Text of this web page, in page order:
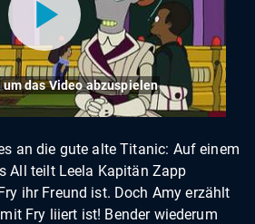
das Video abzuspielen
an die gute alte Titanic: Auf einem
All teilt Leela Kapitän Zapp
ihr Freund ist. Doch Amy erzählt
Fry liiert ist! Bender wiederum